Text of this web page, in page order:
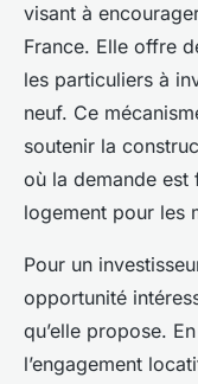
visant à
France. Elle offre
les particuliers à
neuf. Ce
soutenir la
où la demande est
logement pour les
Pour un
opportunité
qu’elle propose.
l’engagement